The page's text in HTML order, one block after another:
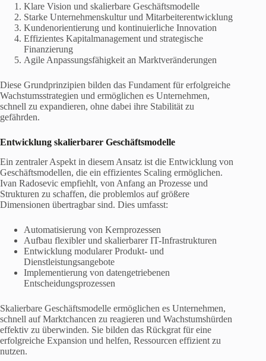
Klare Vision und skalierbare Geschäftsmodelle
Starke Unternehmenskultur und Mitarbeiterentwicklung
Kundenorientierung und kontinuierliche Innovation
Effizientes Kapitalmanagement und strategische
Finanzierung
Agile Anpassungsfähigkeit an Marktveränderungen
Diese Grundprinzipien bilden das Fundament für erfolgreiche
Wachstumsstrategien und ermöglichen es Unternehmen,
schnell zu expandieren, ohne dabei ihre Stabilität zu
gefährden.
Entwicklung skalierbarer Geschäftsmodelle
Ein zentraler Aspekt in diesem Ansatz ist die Entwicklung von
Geschäftsmodellen, die ein effizientes Scaling ermöglichen.
Ivan Radosevic empfiehlt, von Anfang an Prozesse und
Strukturen zu schaffen, die problemlos auf größere
Dimensionen übertragbar sind. Dies umfasst:
Automatisierung von Kernprozessen
Aufbau flexibler und skalierbarer IT-Infrastrukturen
Entwicklung modularer Produkt- und
Dienstleistungsangebote
Implementierung von datengetriebenen
Entscheidungsprozessen
Skalierbare Geschäftsmodelle ermöglichen es Unternehmen,
schnell auf Marktchancen zu reagieren und Wachstumshürden
effektiv zu überwinden. Sie bilden das Rückgrat für eine
erfolgreiche Expansion und helfen, Ressourcen effizient zu
nutzen.